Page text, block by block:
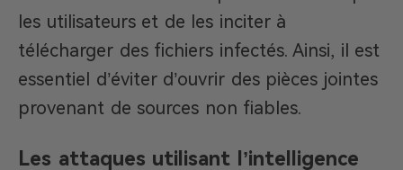
les utilisateurs et de les inciter à
télécharger des fichiers infectés. Ainsi, il est
essentiel d’éviter d’ouvrir des pièces jointes
provenant de sources non fiables.
Les attaques utilisant l’intelligence